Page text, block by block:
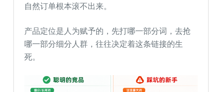
自然订单根本滚不出来。
产品定位是人为赋予的，先打哪一部分词，去抢
哪一部分细分人群，往往决定着这条链接的生
死。